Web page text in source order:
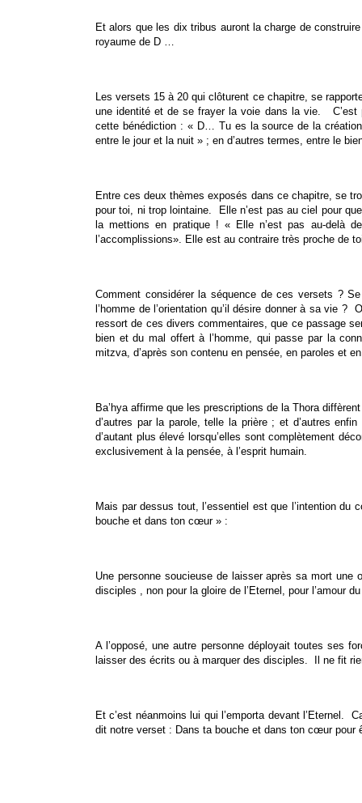
Et alors que les dix tribus auront la charge de
royaume de D …
Les versets 15 à 20 qui clôturent ce chapitre, se
une identité et de se frayer la voie dans la vie. C’est
cette bénédiction : « D… Tu es la source de la
entre le jour et la nuit » ; en d’autres termes, entre le
Entre ces deux thèmes exposés dans ce chapitre, se
pour toi, ni trop lointaine. Elle n’est pas au ciel pour
la mettions en pratique ! « Elle n’est pas au-delà
l’accomplissions». Elle est au contraire très proche de
Comment considérer la séquence de ces versets ?
l’homme de l’orientation qu’il désire donner à sa vie
ressort de ces divers commentaires, que ce passage
bien et du mal offert à l’homme, qui passe par la
mitzva, d’après son contenu en pensée, en paroles et
Ba’hya affirme que les prescriptions de la Thora
d’autres par la parole, telle la prière ; et d’autres
d’autant plus élevé lorsqu’elles sont complètement
exclusivement à la pensée, à l’esprit humain.
Mais par dessus tout, l’essentiel est que l’intention
bouche et dans ton cœur » :
Une personne soucieuse de laisser après sa mort
disciples , non pour la gloire de l’Eternel, pour l’amour
A l’opposé, une autre personne déployait toutes ses
laisser des écrits ou à marquer des disciples. Il ne fit
Et c’est néanmoins lui qui l’emporta devant l’Eternel.
dit notre verset : Dans ta bouche et dans ton cœur pour